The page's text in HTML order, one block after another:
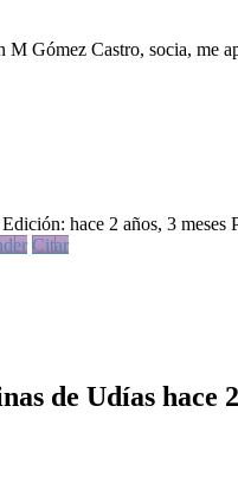
M Gómez Castro, socia, me
hace 2 años, 3 meses
Citar
de Udías hace